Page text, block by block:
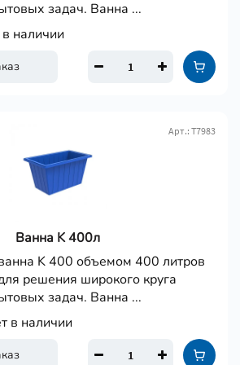
задач. Ванна ...
наличии
Ванна K 400л
Арт.: Т7983
K 400 объемом 400 литров
решения широкого круга
задач. Ванна ...
в наличии